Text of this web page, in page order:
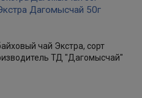
Дагомысчай 50г
чай Экстра, сорт
ТД "Дагомысчай"